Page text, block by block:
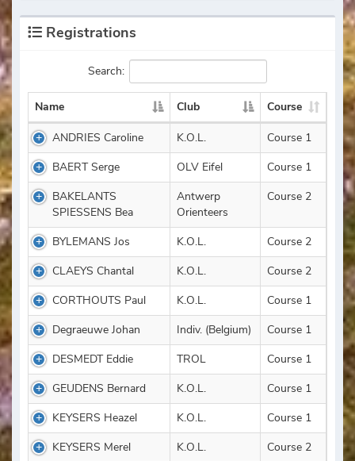
Registrations
Search:
Name Club Course
ANDRIES Caroline K.O.L.
Course 1
BAERT Serge
OLV Eifel
Course 1
BAKELANTS
SPIESSENS Bea
Antwerp
Orienteers
Course 2
BYLEMANS Jos K.O.L.
Course 2
CLAEYS Chantal
K.O.L.
Course 2
CORTHOUTS Paul
K.O.L.
Course 1
Degraeuwe Johan
Indiv. (Belgium)
Course 1
DESMEDT Eddie
TROL
Course 1
GEUDENS Bernard
K.O.L.
Course 1
KEYSERS Heazel
K.O.L.
Course 1
KEYSERS Merel
K.O.L.
Course 2